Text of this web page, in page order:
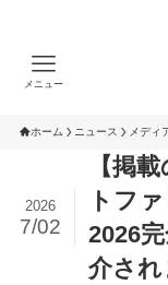
メニュー
ホーム ニュース メディ
【掲
トフ
2026
介され
2026
7/02